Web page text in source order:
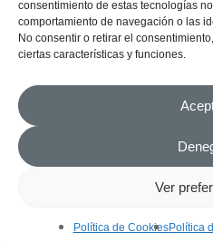
consentimiento de estas tecnologías
comportamiento de navegación o las
No consentir o retirar el
ciertas características y funciones.
Ver
Política de CookiesPolítica
© 2025 City 10. Todos
Condiciones